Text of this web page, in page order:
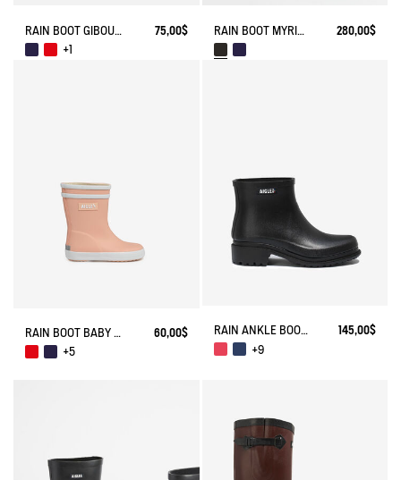
RAIN BOOT GIBOULEE FUR-LINED
75,00$
+1
RAIN BOOT MYRICA 280,00$
RAIN BOOT BABY FLAC
60,00$
+5
RAIN ANKLE BOOT FULFEEL
145,00$
+9